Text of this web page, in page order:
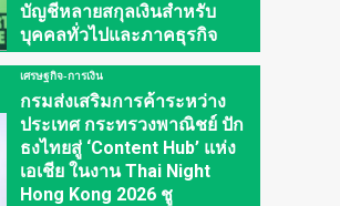
บัญชีหลายสกุลเงินสำหรับ
บุคคลทั่วไปและภาคธุรกิจ
เศรษฐกิจ-การเงิน
กรมส่งเสริมการค้าระหว่าง
ประเทศ กระทรวงพาณิชย์ ปัก
ธงไทยสู่ ‘Content Hub’ แห่ง
เอเชีย ในงาน Thai Night
Hong Kong 2026 ชู